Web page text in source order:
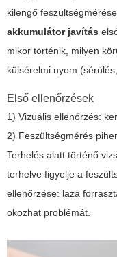
kilengő
akkumulátor javítás
mikor történik, milyen
külsérelmi nyom
Első ellenőrzések
1) Vizuális ellenőrzés:
2) Feszültségmérés
Terhelés alatt történő
terhelve figyelje a
ellenőrzése: laza
okozhat problémát.